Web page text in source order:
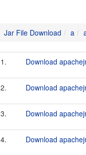
Jar File Download a
1. Download
2. Download
3. Download
4. Download